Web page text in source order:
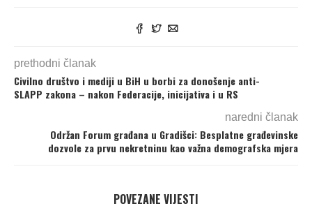
prethodni članak
Civilno društvo i mediji u BiH u borbi za donošenje anti-
SLAPP zakona – nakon Federacije, inicijativa i u RS
naredni članak
Održan Forum građana u Gradišci: Besplatne građevinske
dozvole za prvu nekretninu kao važna demografska mjera
POVEZANE VIJESTI